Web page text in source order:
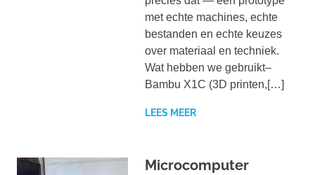
met echte machines, echte
bestanden en echte keuzes
over materiaal en techniek.
Wat hebben we gebruikt–
Bambu X1C (3D printen,[…]
LEES MEER
Microcomputer